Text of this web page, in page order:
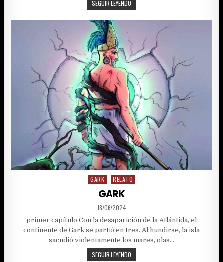
SEGUIR LEYENDO
ALEATORIOS
Posted
GARK RELATO
GARK
PUBLISHED
DATE:
18/06/2024
primer capítulo Con la desaparición de la Atlántida, el
continente de Gark se partió en tres. Al hundirse, la isla
sacudió violentamente los mares, olas…
SEGUIR LEYENDO